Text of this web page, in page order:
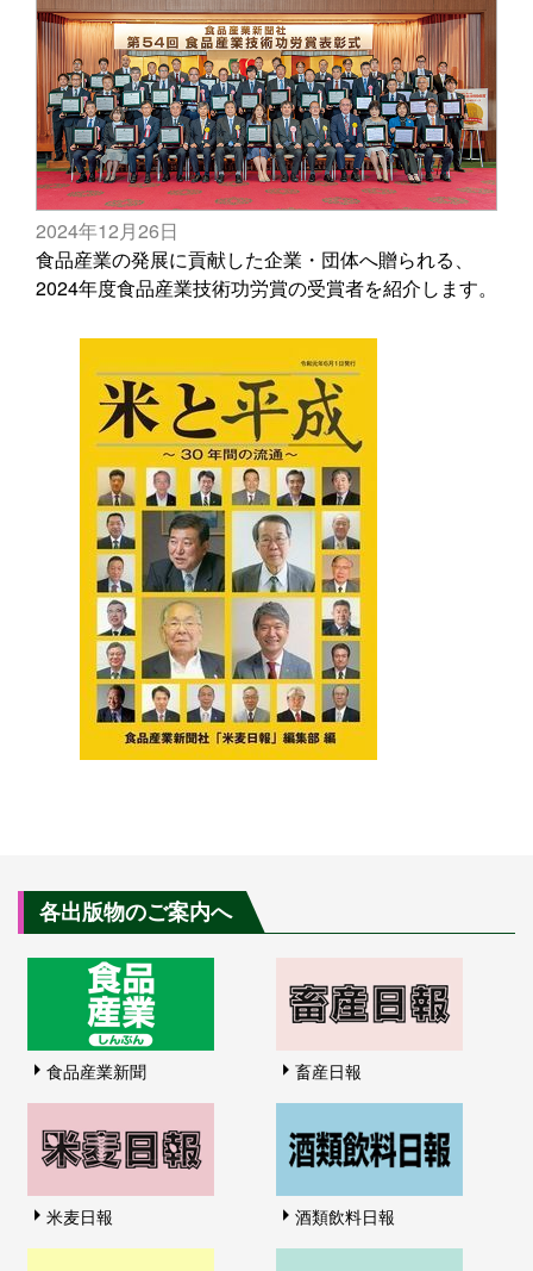
2024年12月26日
食品産業の発展に貢献した企業・団体へ贈られる、
2024年度食品産業技術功労賞の受賞者を紹介します。
各出版物のご案内へ
食品産業新聞 畜産日報
米麦日報 酒類飲料日報